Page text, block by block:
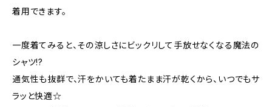
着用できます。
一度着てみると、その涼しさにビックリして手放せなくなる魔法の
シャツ!?
通気性も抜群で、汗をかいても着たまま汗が乾くから、いつでもサ
ラッと快適☆